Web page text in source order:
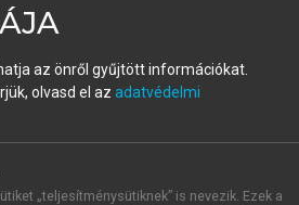
hozz létre új fiókot.
automatikusan
FIÓKKAL
az önről gyűjtött információkat.
olvasd el az adatvédelmi
„teljesítménysütiknek” is nevezik. Ezek a